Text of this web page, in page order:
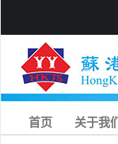
首页 关于我们